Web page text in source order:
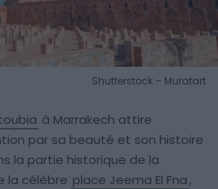
Shutterstock – Muratart
à Marrakech attire
par sa beauté et son histoire
la partie historique de la
la célèbre place Jeema El Fna,